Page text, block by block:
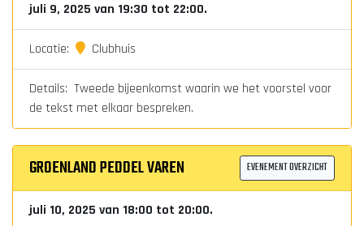
juli 9, 2025 van 19:30 tot 22:00.
Locatie: Clubhuis
Details: Tweede bijeenkomst waarin we het voorstel voor
de tekst met elkaar bespreken.
GROENLAND PEDDEL VAREN EVENEMENT OVERZICHT
juli 10, 2025 van 18:00 tot 20:00.